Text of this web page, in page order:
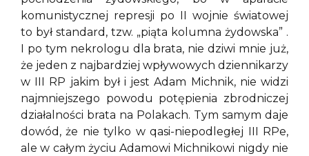
komunistycznej represji po II wojnie światowej
to był standard, tzw. „piąta kolumna żydowska” .
I po tym nekrologu dla brata, nie dziwi mnie już,
że jeden z najbardziej wpływowych dziennikarzy
w III RP jakim był i jest Adam Michnik, nie widzi
najmniejszego powodu potępienia zbrodniczej
działalności brata na Polakach. Tym samym daje
dowód, że nie tylko w qasi-niepodległej III RPe,
ale w całym życiu Adamowi Michnikowi nigdy nie